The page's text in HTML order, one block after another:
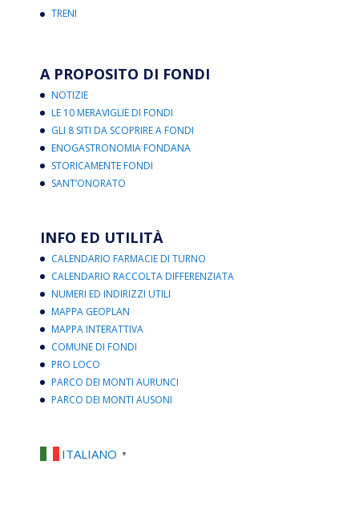
TRENI
A PROPOSITO DI FONDI
NOTIZIE
LE 10 MERAVIGLIE DI FONDI
GLI 8 SITI DA SCOPRIRE A FONDI
ENOGASTRONOMIA FONDANA
STORICAMENTE FONDI
SANT’ONORATO
INFO ED UTILITÀ
CALENDARIO FARMACIE DI TURNO
CALENDARIO RACCOLTA DIFFERENZIATA
NUMERI ED INDIRIZZI UTILI
MAPPA GEOPLAN
MAPPA INTERATTIVA
COMUNE DI FONDI
PRO LOCO
PARCO DEI MONTI AURUNCI
PARCO DEI MONTI AUSONI
ITALIANO ▼